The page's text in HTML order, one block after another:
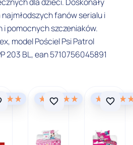
fanów serialu i
pomocnych szczeniaków.
model Pościel Psi Patrol
203 BL, ean 5710756045891